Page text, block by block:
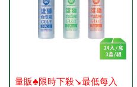
量販♣限時下殺↘️最低每入